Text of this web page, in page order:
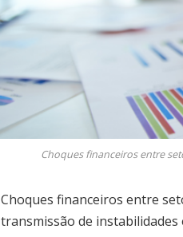
Choques financeiros entre
Choques financeiros entre
transmissão de instabilidades